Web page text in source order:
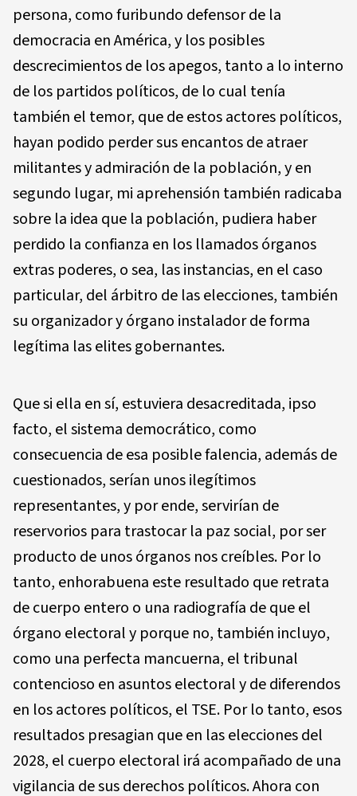
persona, como furibundo defensor de la
democracia en América, y los posibles
descrecimientos de los apegos, tanto a lo interno
de los partidos políticos, de lo cual tenía
también el temor, que de estos actores políticos,
hayan podido perder sus encantos de atraer
militantes y admiración de la población, y en
segundo lugar, mi aprehensión también radicaba
sobre la idea que la población, pudiera haber
perdido la confianza en los llamados órganos
extras poderes, o sea, las instancias, en el caso
particular, del árbitro de las elecciones, también
su organizador y órgano instalador de forma
legítima las elites gobernantes.
Que si ella en sí, estuviera desacreditada, ipso
facto, el sistema democrático, como
consecuencia de esa posible falencia, además de
cuestionados, serían unos ilegítimos
representantes, y por ende, servirían de
reservorios para trastocar la paz social, por ser
producto de unos órganos nos creíbles. Por lo
tanto, enhorabuena este resultado que retrata
de cuerpo entero o una radiografía de que el
órgano electoral y porque no, también incluyo,
como una perfecta mancuerna, el tribunal
contencioso en asuntos electoral y de diferendos
en los actores políticos, el TSE. Por lo tanto, esos
resultados presagian que en las elecciones del
2028, el cuerpo electoral irá acompañado de una
vigilancia de sus derechos políticos. Ahora con